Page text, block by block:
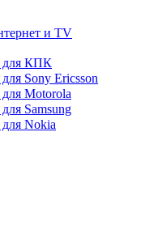
и TV
для КПК
Sony Ericsson
Motorola
Samsung
Nokia